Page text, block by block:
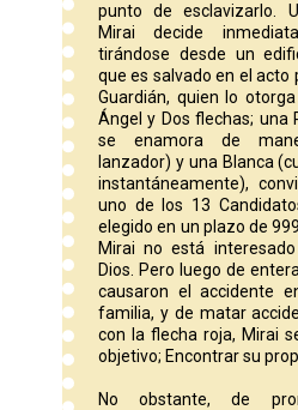
punto de esclavizarlo.
Mirai decide
tirándose desde un
que es salvado en el acto
Guardián, quien lo
Ángel y Dos flechas; una
se enamora de
lanzador) y una Blanca
instantáneamente),
uno de los 13
elegido en un plazo de
Mirai no está
Dios. Pero luego de
causaron el accidente
familia, y de matar
con la flecha roja, Mirai
objetivo; Encontrar su
No obstante, de